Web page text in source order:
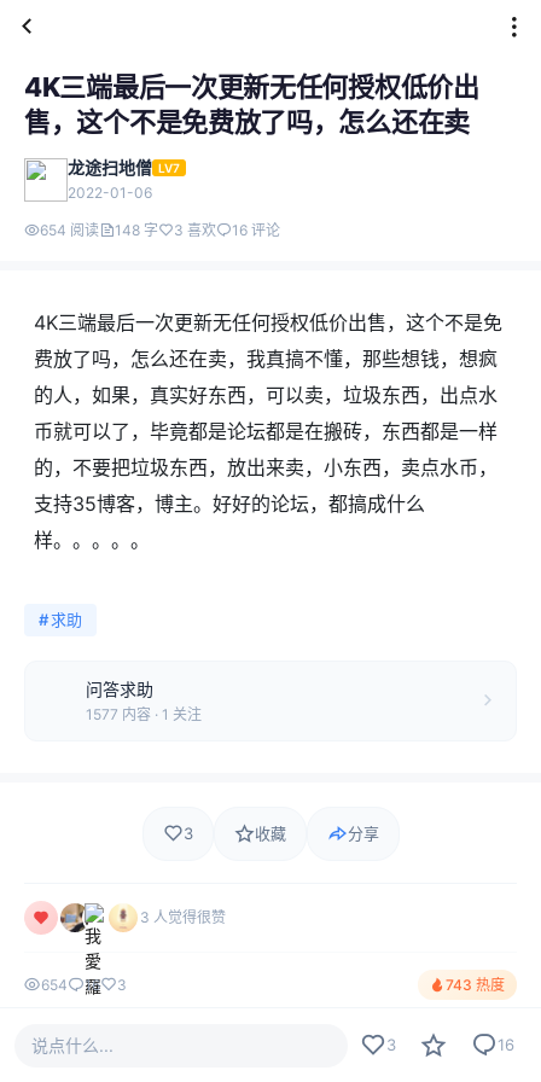
4K三端最后一次更新无任何授权低价出
售，这个不是免费放了吗，怎么还在卖
龙途扫地僧 LV7
2022-01-06
654 阅读 148 字 3 喜欢 16 评论
4K三端最后一次更新无任何授权低价出售，这个不是免
费放了吗，怎么还在卖，我真搞不懂，那些想钱，想疯
的人，如果，真实好东西，可以卖，垃圾东西，出点水
币就可以了，毕竟都是论坛都是在搬砖，东西都是一样
的，不要把垃圾东西，放出来卖，小东西，卖点水币，
支持35博客，博主。好好的论坛，都搞成什么
样。。。。。
#求助
问答求助
1577 内容 · 1 关注
3 收藏 分享
3 人觉得很赞
654 16 3 743 热度
说点什么... 3 16